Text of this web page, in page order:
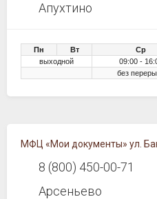
Апухтино
Пн Вт Ср
выходной
09:00 -
без
МФЦ «Мои документы» ул.
8 (800) 450-00-71
Арсеньево